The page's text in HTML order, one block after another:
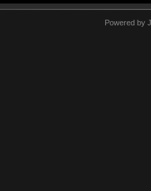
Powered by